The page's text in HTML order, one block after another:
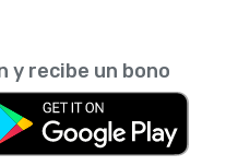
y recibe un bono